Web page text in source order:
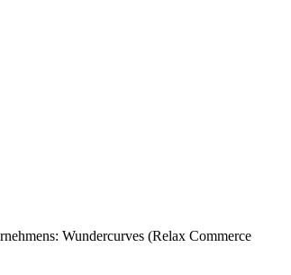
Wundercurves (Relax Commerce